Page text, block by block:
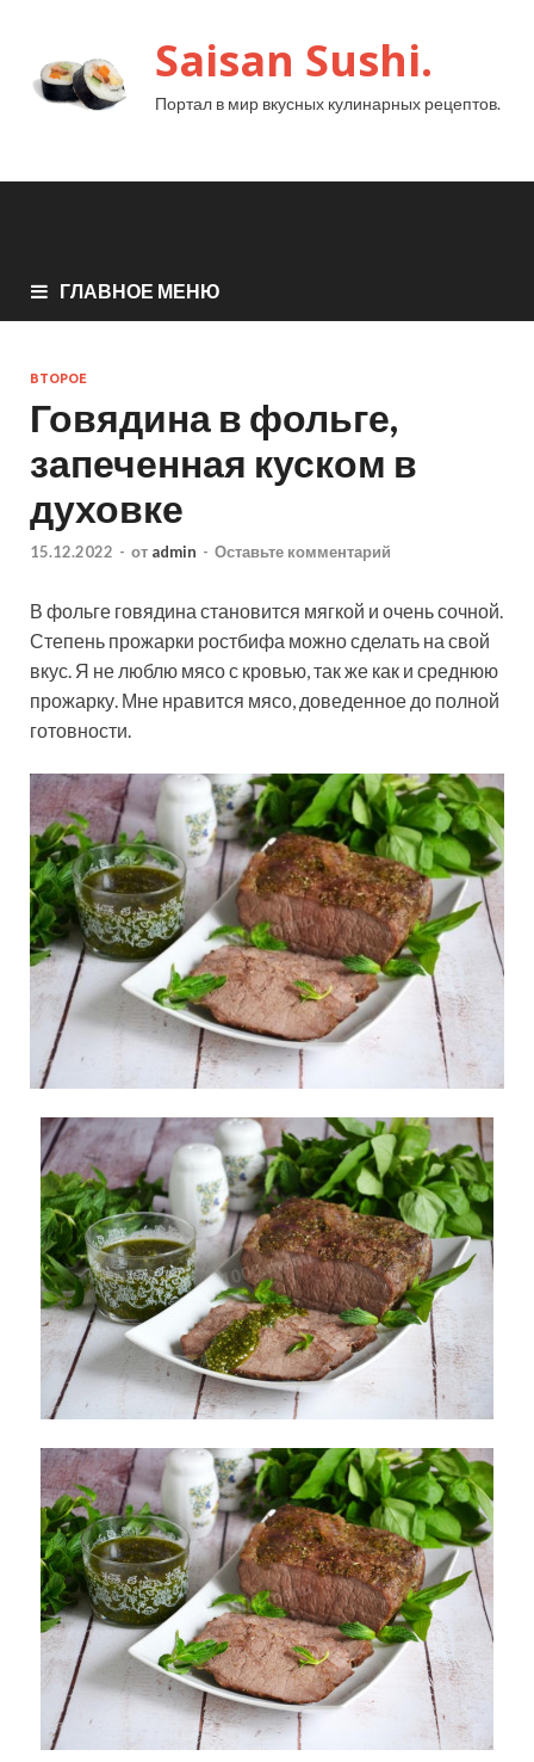
Saisan Sushi.
Портал в мир вкусных кулинарных рецептов.
ГЛАВНОЕ МЕНЮ
ВТОРОЕ
Говядина в фольге,
запеченная куском в
духовке
15.12.2022 - от admin - Оставьте комментарий
В фольге говядина становится мягкой и очень сочной.
Степень прожарки ростбифа можно сделать на свой
вкус. Я не люблю мясо с кровью, так же как и среднюю
прожарку. Мне нравится мясо, доведенное до полной
готовности.